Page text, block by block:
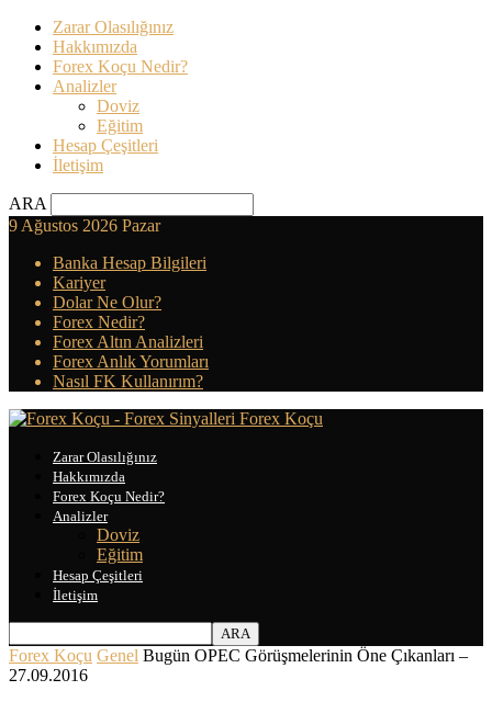
Zarar Olasılığınız
Hakkımızda
Forex Koçu Nedir?
Analizler
Doviz
Eğitim
Hesap Çeşitleri
İletişim
ARA
9 Ağustos 2026 Pazar
Banka Hesap Bilgileri
Kariyer
Dolar Ne Olur?
Forex Nedir?
Forex Altın Analizleri
Forex Anlık Yorumları
Nasıl FK Kullanırım?
Forex Koçu
Zarar Olasılığınız
Hakkımızda
Forex Koçu Nedir?
Analizler
Doviz
Eğitim
Hesap Çeşitleri
İletişim
Forex Koçu Genel Bugün OPEC Görüşmelerinin Öne Çıkanları –
27.09.2016